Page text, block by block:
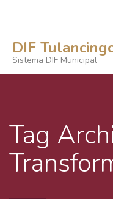
DIF
Sistema DIF Municipal
Tag